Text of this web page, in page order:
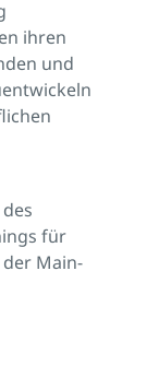
ihren
und
für
Main-